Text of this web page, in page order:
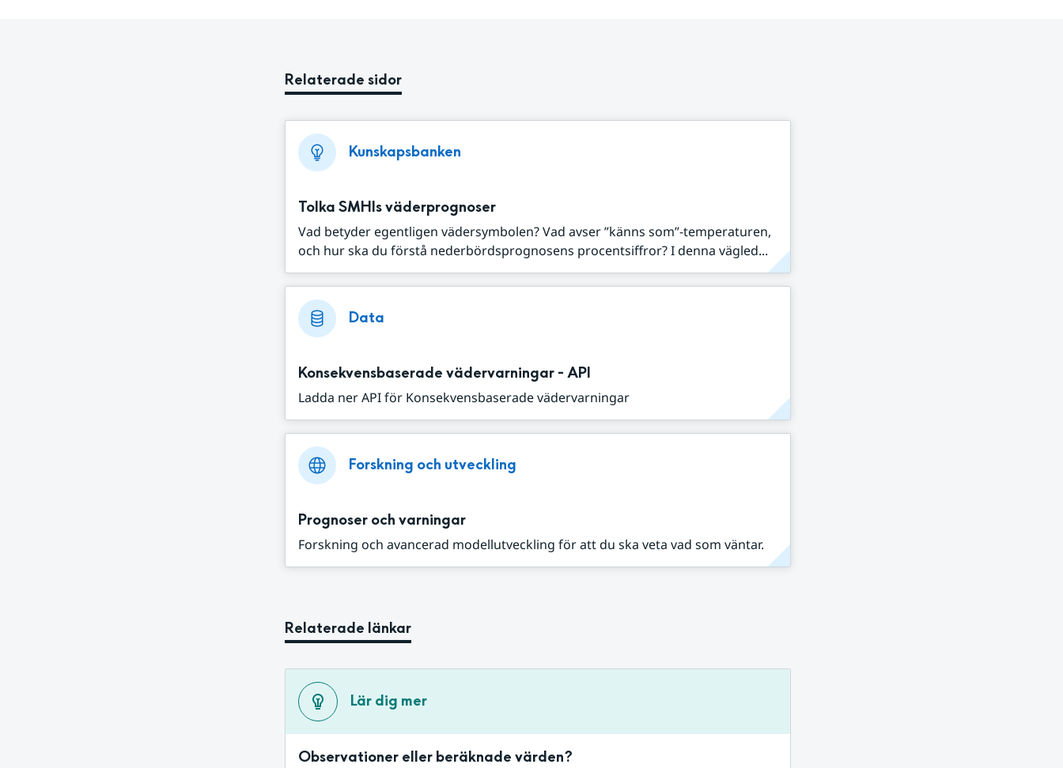
Relaterade sidor
Kunskapsbanken
Tolka SMHIs väderprognoser
Vad betyder egentligen vädersymbolen? Vad avser ”känns som”-temperaturen,
och hur ska du förstå nederbördsprognosens procentsiffror? I denna vägled...
Data
Konsekvensbaserade vädervarningar - API
Ladda ner API för Konsekvensbaserade vädervarningar
Forskning och utveckling
Prognoser och varningar
Forskning och avancerad modellutveckling för att du ska veta vad som väntar.
Relaterade länkar
Lär dig mer
Observationer eller beräknade värden?